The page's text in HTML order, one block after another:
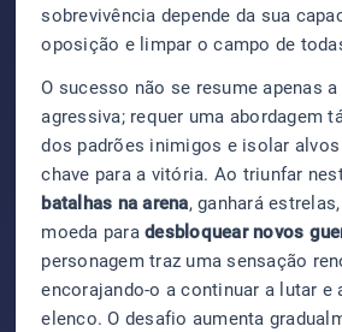
sobrevivência depende da sua
oposição e limpar o campo de
O sucesso não se resume apenas
agressiva; requer uma abordagem
dos padrões inimigos e isolar
chave para a vitória. Ao triunfar
batalhas na arena, ganhará
moeda paradesbloquear novos
personagem traz uma sensação
encorajando-o a continuar a lutar e
elenco. O desafio aumenta